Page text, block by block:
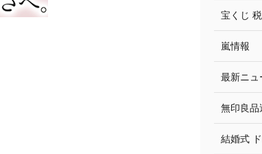
宝くじ
嵐情報
最新ニュ
無印良品
結婚式